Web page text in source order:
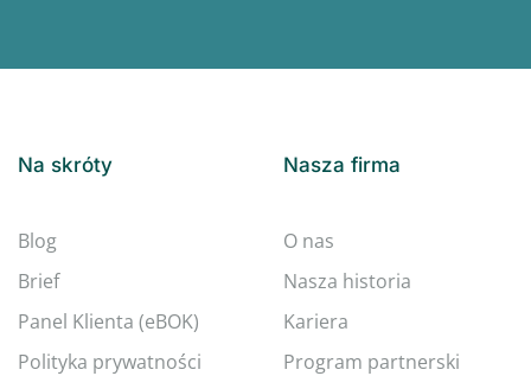
Na skróty
Blog
Brief
Panel Klienta (eBOK)
Polityka prywatności
Nasza firma
O nas
Nasza historia
Kariera
Program partnerski